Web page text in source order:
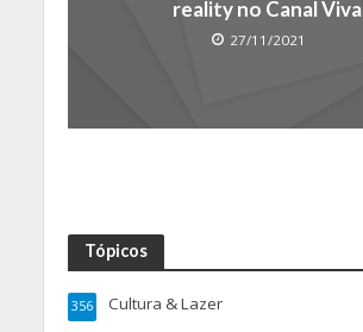
reality no Canal Viva
27/11/2021
Tópicos
Cultura & Lazer
356